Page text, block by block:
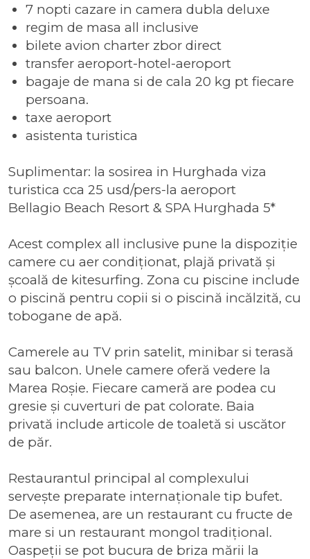
7 nopti cazare in camera dubla deluxe
regim de masa all inclusive
bilete avion charter zbor direct
transfer aeroport-hotel-aeroport
bagaje de mana si de cala 20 kg pt fiecare
persoana.
taxe aeroport
asistenta turistica
Suplimentar: la sosirea in Hurghada viza
turistica cca 25 usd/pers-la aeroport
Bellagio Beach Resort & SPA Hurghada 5*
Acest complex all inclusive pune la dispoziție
camere cu aer condiționat, plajă privată și
școală de kitesurfing. Zona cu piscine include
o piscină pentru copii si o piscină incălzită, cu
tobogane de apă.
Camerele au TV prin satelit, minibar si terasă
sau balcon. Unele camere oferă vedere la
Marea Roșie. Fiecare cameră are podea cu
gresie și cuverturi de pat colorate. Baia
privată include articole de toaletă si uscător
de păr.
Restaurantul principal al complexului
servește preparate internaționale tip bufet.
De asemenea, are un restaurant cu fructe de
mare si un restaurant mongol tradițional.
Oaspeții se pot bucura de briza mării la